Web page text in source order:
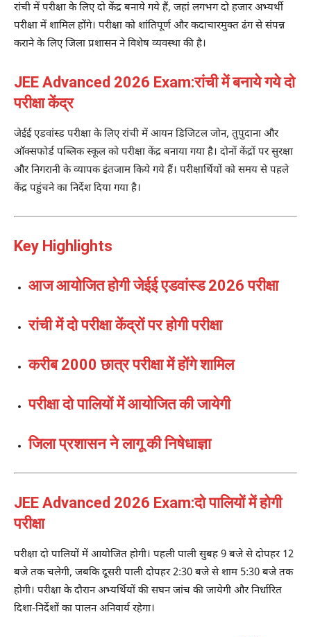
रांची में परीक्षा के लिए दो केंद्र बनाये गये हैं, जहां लगभग दो हजार अभ्यर्थी
परीक्षा में शामिल होंगे। परीक्षा को शांतिपूर्ण और कदाचारमुक्त ढंग से संपन्न
कराने के लिए जिला प्रशासन ने विशेष व्यवस्था की है।
JEE Advanced 2026 Exam:रांची में बनाये गये दो
परीक्षा केंद्र
जेईई एडवांस्ड परीक्षा के लिए रांची में आयन डिजिटल जोन, तुपुदाना और
ऑक्सफोर्ड पब्लिक स्कूल को परीक्षा केंद्र बनाया गया है। दोनों केंद्रों पर सुरक्षा
और निगरानी के व्यापक इंतजाम किये गये हैं। परीक्षार्थियों को समय से पहले
केंद्र पहुंचने का निर्देश दिया गया है।
Key Highlights
आज आयोजित होगी जेईई एडवांस्ड 2026 परीक्षा
रांची में दो परीक्षा केंद्रों पर होगी परीक्षा
करीब 2000 छात्र परीक्षा में होंगे शामिल
परीक्षा दो पालियों में आयोजित की जायेगी
जिला प्रशासन ने लागू की निषेधाज्ञा
JEE Advanced 2026 Exam:दो पालियों में होगी
परीक्षा
परीक्षा दो पालियों में आयोजित होगी। पहली पाली सुबह 9 बजे से दोपहर 12
बजे तक चलेगी, जबकि दूसरी पाली दोपहर 2:30 बजे से शाम 5:30 बजे तक
होगी। परीक्षा के दौरान अभ्यर्थियों की सघन जांच की जायेगी और निर्धारित
दिशा-निर्देशों का पालन अनिवार्य रहेगा।